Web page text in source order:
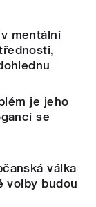
mentální
je jeho
se
válka
volby budou